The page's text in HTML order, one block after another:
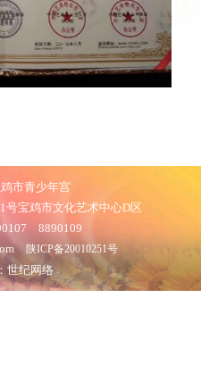
市青少年宫
号宝鸡市文化艺术中心D区
8890109
陕ICP备20010251号
世纪网络